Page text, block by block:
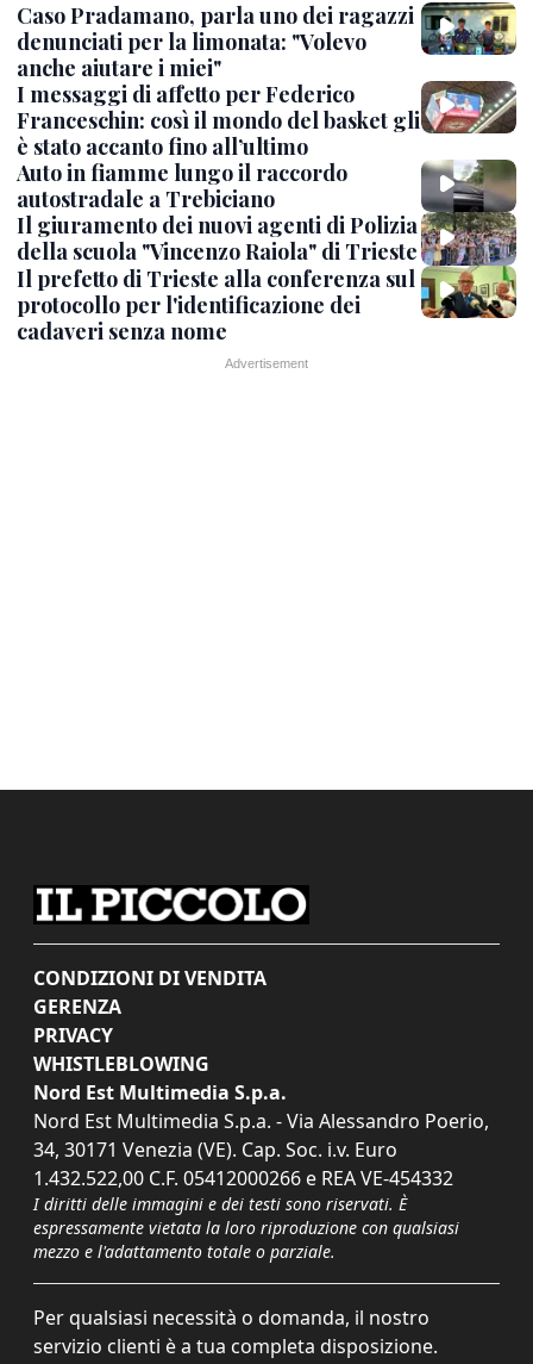
Caso Pradamano, parla uno dei ragazzi
denunciati per la limonata: "Volevo
anche aiutare i miei"
I messaggi di affetto per Federico
Franceschin: così il mondo del basket gli
è stato accanto fino all’ultimo
Auto in fiamme lungo il raccordo
autostradale a Trebiciano
Il giuramento dei nuovi agenti di Polizia
della scuola "Vincenzo Raiola" di Trieste
Il prefetto di Trieste alla conferenza sul
protocollo per l'identificazione dei
cadaveri senza nome
CONDIZIONI DI VENDITA
GERENZA
PRIVACY
WHISTLEBLOWING
Nord Est Multimedia S.p.a.
Nord Est Multimedia S.p.a. - Via Alessandro Poerio,
34, 30171 Venezia (VE). Cap. Soc. i.v. Euro
1.432.522,00 C.F. 05412000266 e REA VE-454332
I diritti delle immagini e dei testi sono riservati. È
espressamente vietata la loro riproduzione con qualsiasi
mezzo e l'adattamento totale o parziale.
Per qualsiasi necessità o domanda, il nostro
servizio clienti è a tua completa disposizione.